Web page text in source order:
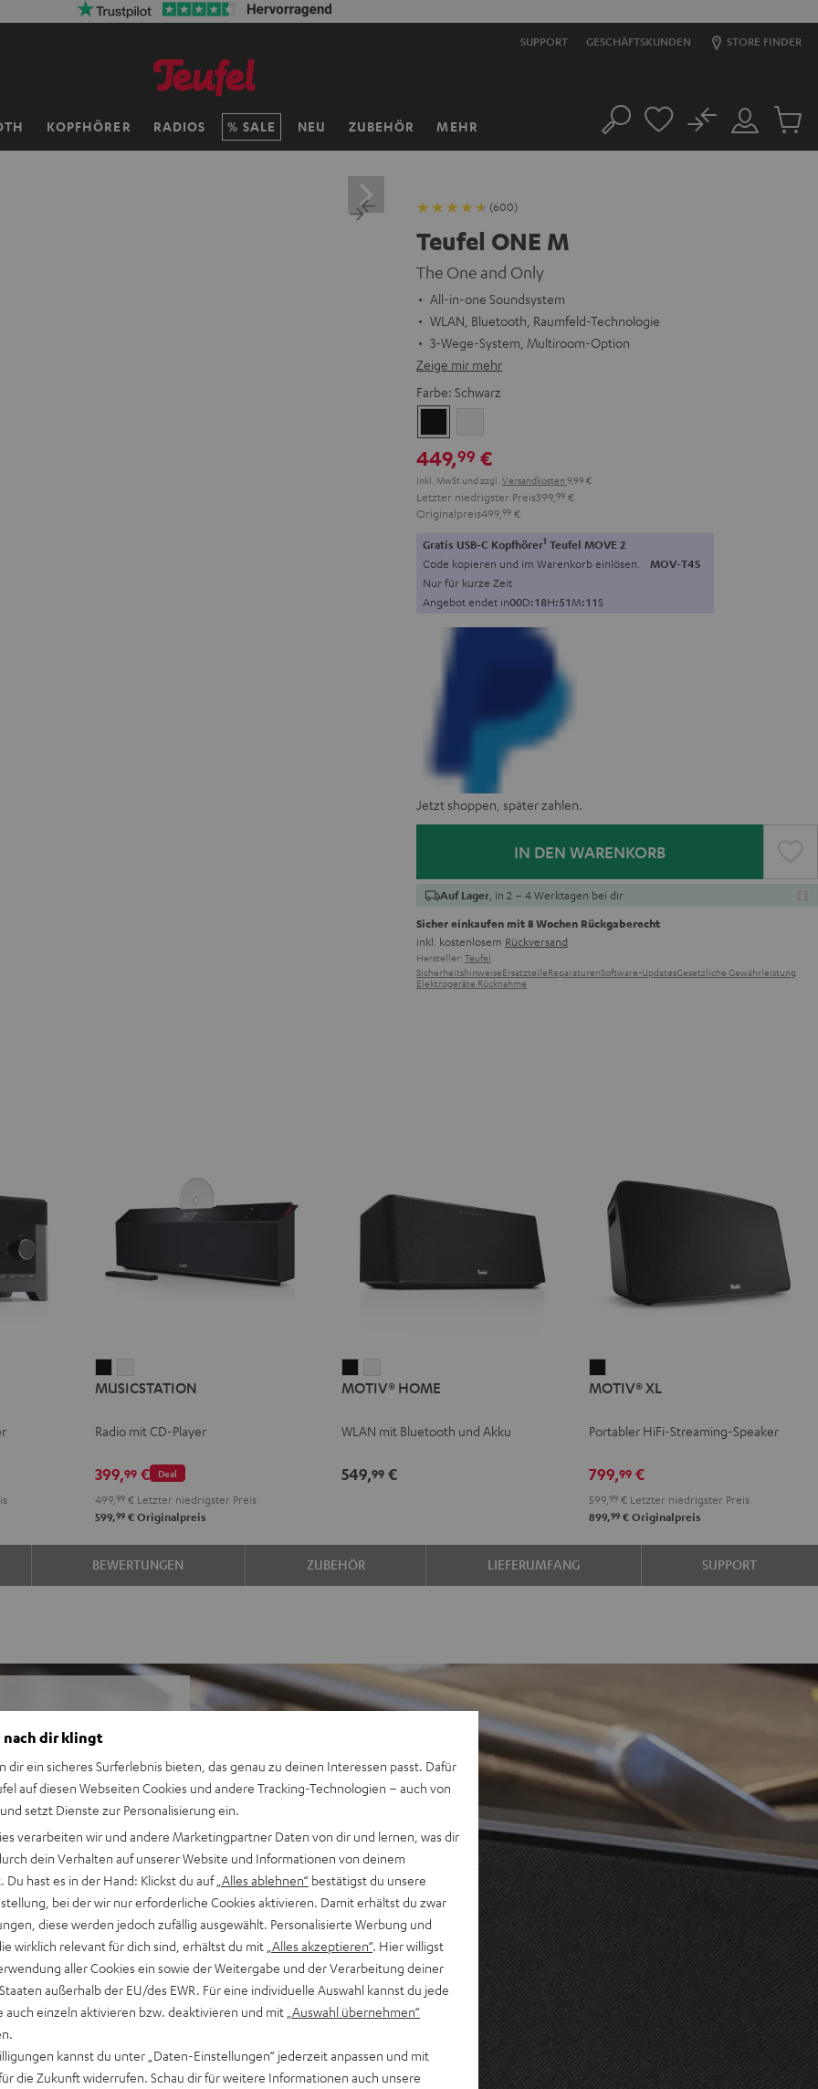
SUPPORT GESCHÄFTSKUNDEN STORE FINDER
KOPFHÖRER RADIOS SALE NEU ZUBEHÖR MEHR Suche
Mein
Konto
No
Artikel
(600)
Teufel ONE M
The One and Only
All-in-one Soundsystem
WLAN, Bluetooth, Raumfeld-Technologie
3-Wege-System, Multiroom-Option
Zeige mir mehr
Farbe: Schwarz
449,99 €
Inkl. MwSt und zzgl. Versandkosten 9,99 €
Letzter niedrigster Preis399, 99 €
Originalpreis499, 99 €
Gratis USB-C Kopfhörer1 Teufel MOVE 2
Code kopieren und im Warenkorb einlösen. MOV-T4S
Nur für kurze Zeit
Angebot endet in00D:18H:51M:09S
Jetzt shoppen, später zahlen.
IN DEN WARENKORB
Auf Lager , in 2 – 4 Werktagen bei dir
Sicher einkaufen mit 8 Wochen Rückgaberecht
inkl. kostenlosem Rückversand
Hersteller: Teufel
SicherheitshinweiseErsatzteileReparaturenSoftware-UpdatesGesetzliche Gewährleistung
Elektrogeräte Rücknahme
Schwarz
Weiß
MUSICSTATION
Radio mit CD-Player
Deal
399,99€
499, 99€Letzter niedrigster Preis
599,99€Originalpreis
HOMEHOME
MOTIV® HOME
WLAN mit Bluetooth und Akku
549,99 €
XL
MOTIV® XL
Portabler HiFi-Streaming-Speaker
799,99 €
599,99 € Letzter niedrigster Preis
899,99 € Originalpreis
BEWERTUNGEN ZUBEHÖR LIEFERUMFANG SUPPORT
Musik komplett frei
Musik der Welt zu
Rock und Blues
M erhielt das
Test (02/2020) mit
mit integriertem
2 Passivmembranen
Streaming und
von USB/NAS
für verlustfreies
nach dir klingt
dir ein sicheres Surferlebnis bieten, das genau zu deinen Interessen passt. Dafür
auf diesen Webseiten Cookies und andere Tracking-Technologien – auch von
setzt Dienste zur Personalisierung ein.
verarbeiten wir und andere Marketingpartner Daten von dir und lernen, was dir
dein Verhalten auf unserer Website und Informationen von deinem
Du hast es in der Hand: Klickst du auf „Alles ablehnen“ bestätigst du unsere
bei der wir nur erforderliche Cookies aktivieren. Damit erhältst du zwar
diese werden jedoch zufällig ausgewählt. Personalisierte Werbung und
wirklich relevant für dich sind, erhältst du mit „Alles akzeptieren“. Hier willigst
aller Cookies ein sowie der Weitergabe und der Verarbeitung deiner
außerhalb der EU/des EWR. Für eine individuelle Auswahl kannst du jede
auch einzeln aktivieren bzw. deaktivieren und mit „Auswahl übernehmen“
kannst du unter „Daten-Einstellungen“ jederzeit anpassen und mit
die Zukunft widerrufen. Schau dir für weitere Informationen auch unsere